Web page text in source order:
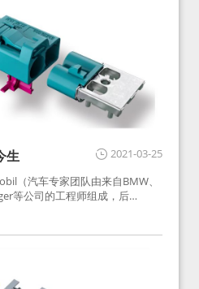
2021-03-25
生
（汽车专家团队由来自BMW、
等公司的工程师组成，后
及技术在2010年并入
BMW需求用于车载收音机天线连
业通用标准的射频连接器，被业